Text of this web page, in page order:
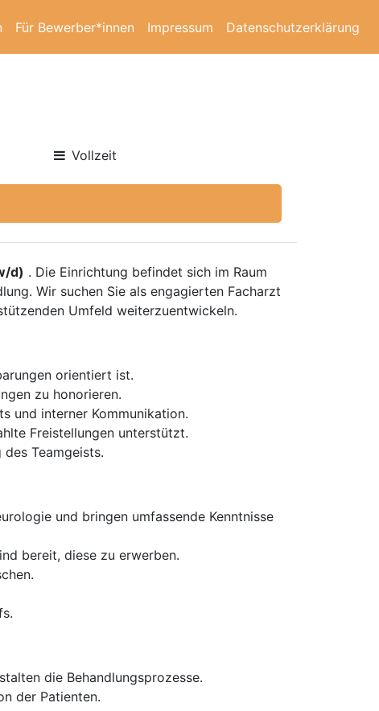
Für Bewerber*innen Impressum Datenschutzerklärung
Vollzeit
d) . Die Einrichtung befindet sich im Raum
Wir suchen Sie als engagierten Facharzt
Umfeld weiterzuentwickeln.
orientiert ist.
zu honorieren.
und interner Kommunikation.
Freistellungen unterstützt.
Teamgeists.
und bringen umfassende Kenntnisse
bereit, diese zu erwerben.
die Behandlungsprozesse.
der Patienten.